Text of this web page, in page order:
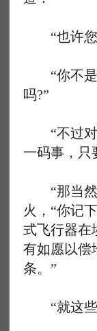
“也许您
“你不是
吗?”
“不过对
一码事，只
“那当然
火，“你记
式飞行器在
有如愿以偿
条。”
“就这些